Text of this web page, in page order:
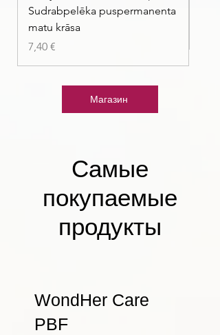
Sudrabpelēka puspermanenta
matu krāsa
Цена
7,40 €
Магазин
Самые
покупаемые
продукты
WondHer Care
PBF